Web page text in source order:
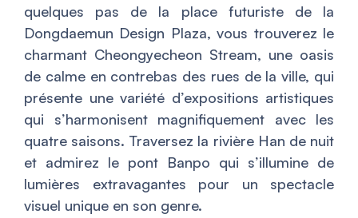
quelques pas de la place futuriste de la
Dongdaemun Design Plaza, vous trouverez le
charmant Cheongyecheon Stream, une oasis
de calme en contrebas des rues de la ville, qui
présente une variété d’expositions artistiques
qui s’harmonisent magnifiquement avec les
quatre saisons. Traversez la rivière Han de nuit
et admirez le pont Banpo qui s’illumine de
lumières extravagantes pour un spectacle
visuel unique en son genre.